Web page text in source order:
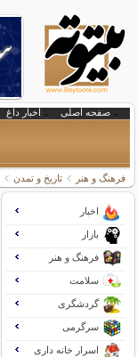
صفحه اصلی اخبار داغ
فرهنگ و هنر تاریخ و تمدن
اخبار
بازار
فرهنگ و هنر
سلامت
گردشگری
سرگرمی
اسرار خانه داری